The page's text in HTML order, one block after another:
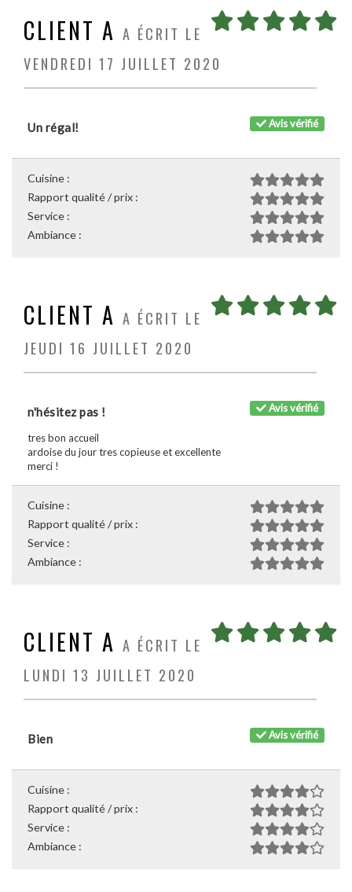
CLIENT A A ÉCRIT LE
VENDREDI 17 JUILLET 2020
Avis vérifié
Un régal!
Cuisine :
Rapport qualité / prix :
Service :
Ambiance :
CLIENT A A ÉCRIT LE
JEUDI 16 JUILLET 2020
Avis vérifié
n'hésitez pas !
tres bon accueil
ardoise du jour tres copieuse et excellente
merci !
Cuisine :
Rapport qualité / prix :
Service :
Ambiance :
CLIENT A A ÉCRIT LE
LUNDI 13 JUILLET 2020
Avis vérifié
Bien
Cuisine :
Rapport qualité / prix :
Service :
Ambiance :